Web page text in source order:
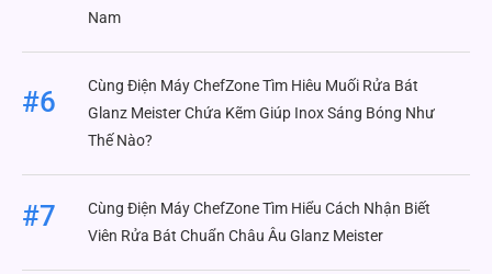
Nam
#6
Cùng Điện Máy ChefZone Tìm Hiêu Muối Rửa Bát
Glanz Meister Chứa Kẽm Giúp Inox Sáng Bóng Như
Thế Nào?
#7
Cùng Điện Máy ChefZone Tìm Hiểu Cách Nhận Biết
Viên Rửa Bát Chuẩn Châu Âu Glanz Meister